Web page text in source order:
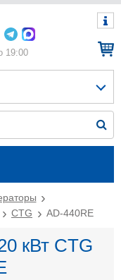
19:00
CTG AD-440RE
кВт CTG